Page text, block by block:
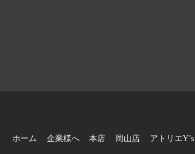
ホーム 企業様へ 本店 岡山店 アトリエY’s